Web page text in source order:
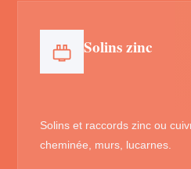
Solins zinc
Solins et raccords zinc ou
cheminée, murs, lucarnes.